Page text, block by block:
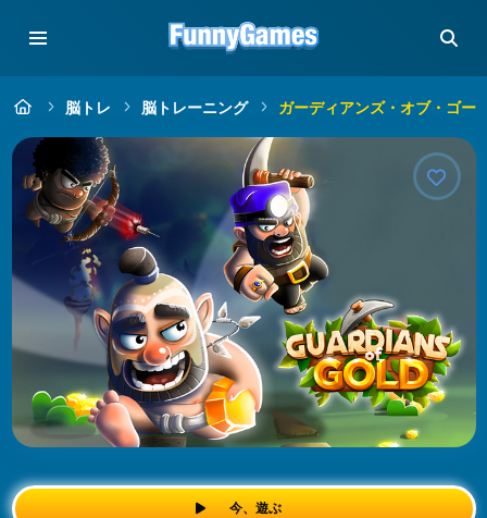
脳トレ 脳トレーニング ガーディアンズ・オブ・ゴー
今、遊ぶ